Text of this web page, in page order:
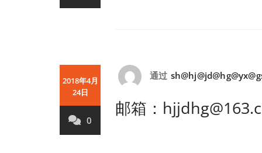
2018年4月
24日
0
通过
邮箱：